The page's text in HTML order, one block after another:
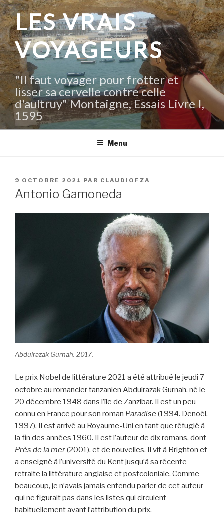
Aller
au
contenu
principal
LES VRAIS
VOYAGEURS
"Il faut voyager pour frotter et
lisser sa cervelle contre celle
d'aultruy" Montaigne, Essais Livre I,
1595
Menu
PUBLIÉ
LE
9 OCTOBRE 2021 PAR CLAUDIOFZA
Antonio Gamoneda
Abdulrazak Gurnah. 2017.
Le prix Nobel de littérature 2021 a été attribué le jeudi 7
octobre au romancier tanzanien Abdulrazak Gurnah, né le
20 décembre 1948 dans l’île de Zanzibar. Il est un peu
connu en France pour son roman Paradise (1994. Denoël,
1997). Il est arrivé au Royaume-Uni en tant que réfugié à
la fin des années 1960. Il est l’auteur de dix romans, dont
Près de la mer(2001), et de nouvelles. Il vit à Brighton et
a enseigné à l’université du Kent jusqu’à sa récente
retraite la littérature anglaise et postcoloniale. Comme
beaucoup, je n’avais jamais entendu parler de cet auteur
qui ne figurait pas dans les listes qui circulent
habituellement avant l’attribution du prix.